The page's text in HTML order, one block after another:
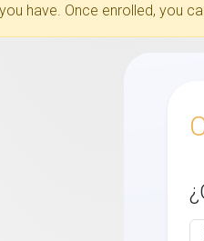
have. Once enrolled, you